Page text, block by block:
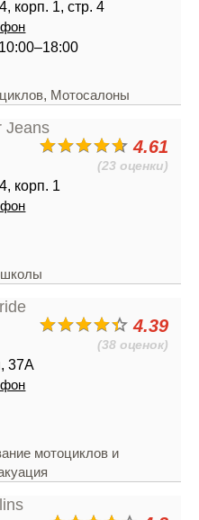
корп. 1, стр. 4
, Мотосалоны
4.61
(23 оценки)
корп. 1
4.39
(38 оценок)
37А
мотоциклов и